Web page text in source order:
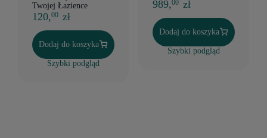
Twojej Łazience
120,00 zł
Dodaj do koszyka
Szybki podgląd
989,00 zł
Dodaj do koszyka
Szybki podgląd